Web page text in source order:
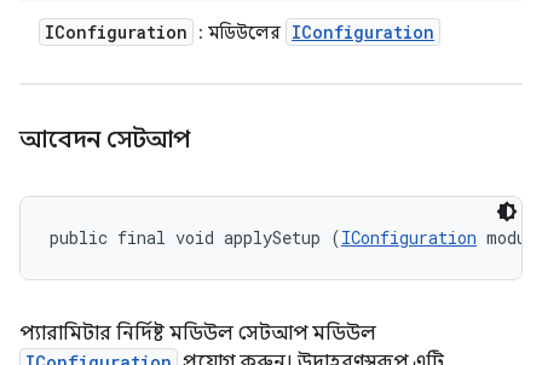
IConfiguration : মডিউলের IConfiguration
আবেদন সেটআপ
public final void applySetup (IConfiguration
প্যারামিটার নির্দিষ্ট মডিউল সেটআপ মডিউল